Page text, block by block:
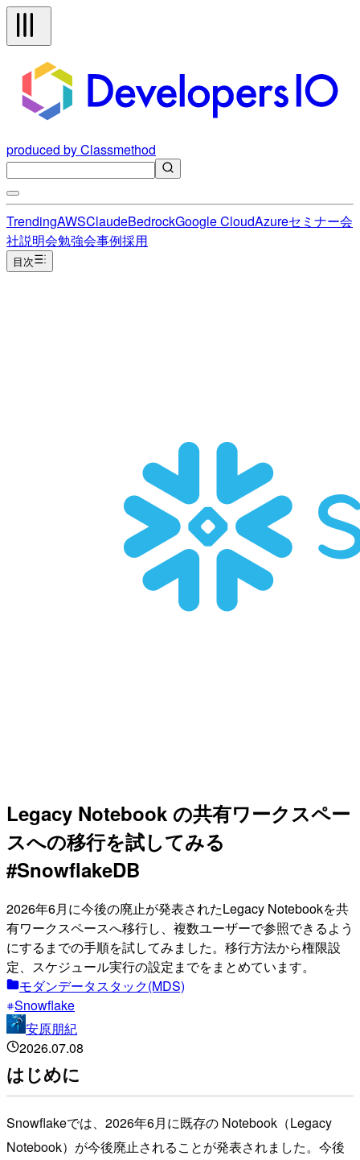
produced by Classmethod
TrendingAWSClaudeBedrockGoogle CloudAzureセミナー会
社説明会勉強会事例採用
目次
Legacy Notebook の共有ワークスペー
スへの移行を試してみる
#SnowflakeDB
2026年6月に今後の廃止が発表されたLegacy Notebookを共
有ワークスペースへ移行し、複数ユーザーで参照できるよう
にするまでの手順を試してみました。移行方法から権限設
定、スケジュール実行の設定までをまとめています。
モダンデータスタック(MDS)
Snowflake
安原朋紀
2026.07.08
はじめに
Snowflakeでは、2026年6月に既存の Notebook（Legacy
Notebook）が今後廃止されることが発表されました。今後